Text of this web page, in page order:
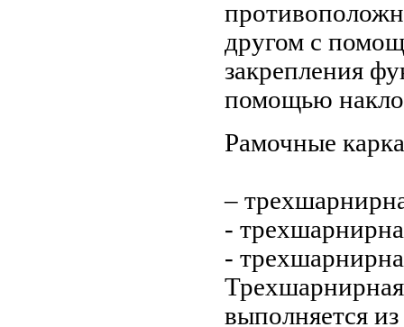
другом с
закрепления
помощью
Рамочные
–
-
-
выполняется